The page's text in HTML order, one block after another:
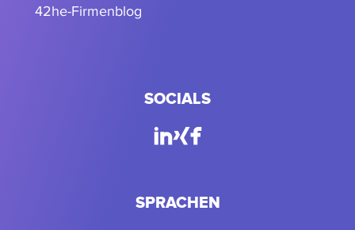
42he-Firmenblog
SOCIALS
SPRACHEN